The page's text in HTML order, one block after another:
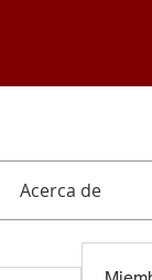
Acerca de